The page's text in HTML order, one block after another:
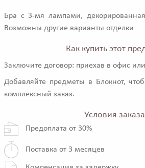
Бра с 3-мя лампами,
Возможны другие варианты отделки
Как купить этот
Заключите договор: приехав в офис
Добавляйте предметы в Блокнот,
комплексный заказ.
Условия заказа
Предоплата от 30%
Поставка от 3 месяцев